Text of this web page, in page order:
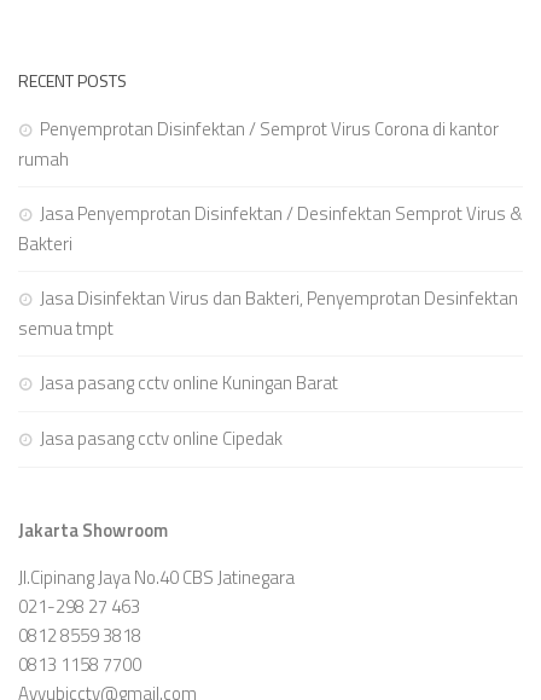
RECENT POSTS
Penyemprotan Disinfektan / Semprot Virus Corona di kantor
rumah
Jasa Penyemprotan Disinfektan / Desinfektan Semprot Virus &
Bakteri
Jasa Disinfektan Virus dan Bakteri, Penyemprotan Desinfektan
semua tmpt
Jasa pasang cctv online Kuningan Barat
Jasa pasang cctv online Cipedak
Jakarta Showroom
Jl.Cipinang Jaya No.40 CBS Jatinegara
021-298 27 463
0812 8559 3818
0813 1158 7700
Ayyubicctv@gmail.com